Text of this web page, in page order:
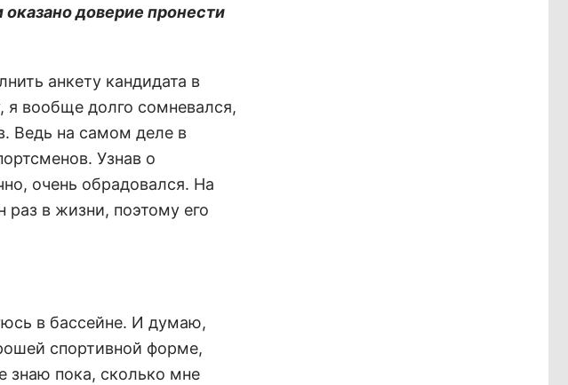
доверие пронести
анкету кандидата в
я вообще долго сомневался,
Ведь на самом деле в
Узнав о
очень обрадовался. На
в жизни, поэтому его
в бассейне. И думаю,
спортивной форме,
знаю пока, сколько мне